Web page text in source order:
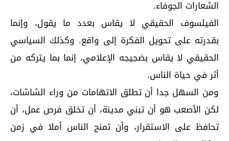
الشعارات الجوفاء.
الفيلسوف الحقيقي لا يقاس بعدد ما يقول، وإنما
بقدرته على تحويل الفكرة إلى واقع. وكذلك السياسي
الحقيقي لا يقاس بضجيجه الإعلامي، إنما بما يتركه من
أثر في حياة الناس.
ومن السهل جدا أن تطلق الاتهامات من وراء الشاشات،
لكن الأصعب هو أن تبني مدينة، أن تخلق فرص عمل، أن
تحافظ على الاستقرار، وأن تمنح الناس أملا في زمن